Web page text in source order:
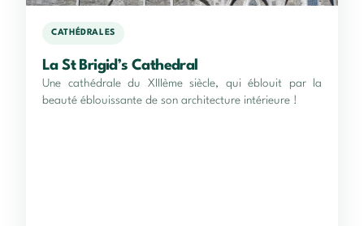
CATHÉDRALES
La St Brigid’s Cathedral
Une cathédrale du XIIIème siècle, qui éblouit par la
beauté éblouissante de son architecture intérieure !